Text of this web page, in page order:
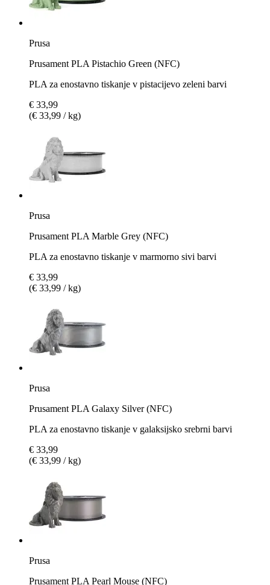
Prusa
Prusament PLA Pistachio Green (NFC)
PLA za enostavno tiskanje v pistacijevo zeleni barvi
€ 33,99
(€ 33,99 / kg)
Prusa
Prusament PLA Marble Grey (NFC)
PLA za enostavno tiskanje v marmorno sivi barvi
€ 33,99
(€ 33,99 / kg)
Prusa
Prusament PLA Galaxy Silver (NFC)
PLA za enostavno tiskanje v galaksijsko srebrni barvi
€ 33,99
(€ 33,99 / kg)
Prusa
Prusament PLA Pearl Mouse (NFC)